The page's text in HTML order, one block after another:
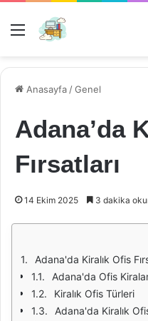
Menü
Anasayfa /Genel
Adana’da
Fırsatları
14 Ekim 2025 3 dakika
Adana'da Kiralık Ofis
Adana'da Ofis
Kiralık Ofis Türleri
Adana'da Kiralık